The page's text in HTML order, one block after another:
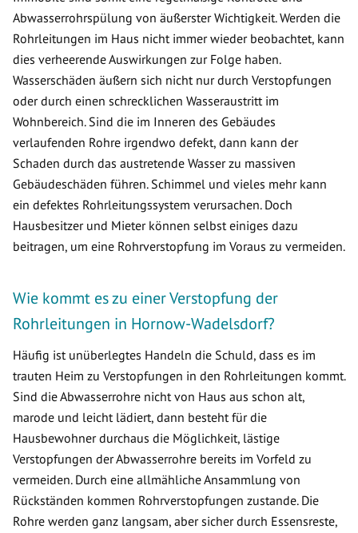
Abwasserrohrspülung von äußerster Wichtigkeit. Werden die
Rohrleitungen im Haus nicht immer wieder beobachtet, kann
dies verheerende Auswirkungen zur Folge haben.
Wasserschäden äußern sich nicht nur durch Verstopfungen
oder durch einen schrecklichen Wasseraustritt im
Wohnbereich. Sind die im Inneren des Gebäudes
verlaufenden Rohre irgendwo defekt, dann kann der
Schaden durch das austretende Wasser zu massiven
Gebäudeschäden führen. Schimmel und vieles mehr kann
ein defektes Rohrleitungssystem verursachen. Doch
Hausbesitzer und Mieter können selbst einiges dazu
beitragen, um eine Rohrverstopfung im Voraus zu vermeiden.
Wie kommt es zu einer Verstopfung der
Rohrleitungen in Hornow-Wadelsdorf?
Häufig ist unüberlegtes Handeln die Schuld, dass es im
trauten Heim zu Verstopfungen in den Rohrleitungen kommt.
Sind die Abwasserrohre nicht von Haus aus schon alt,
marode und leicht lädiert, dann besteht für die
Hausbewohner durchaus die Möglichkeit, lästige
Verstopfungen der Abwasserrohre bereits im Vorfeld zu
vermeiden. Durch eine allmähliche Ansammlung von
Rückständen kommen Rohrverstopfungen zustande. Die
Rohre werden ganz langsam, aber sicher durch Essensreste,